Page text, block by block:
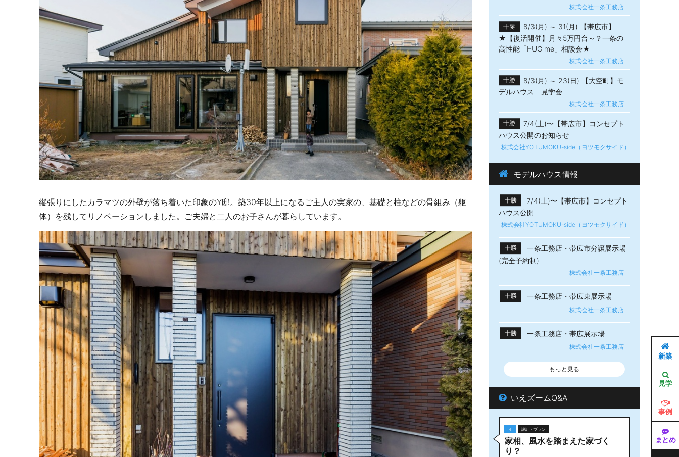
縦張りにしたカラマツの外壁が落ち着いた印象のY邸。築30年以上になるご主人の実家の、基礎と柱などの骨組み（躯
体）を残してリノベーションしました。ご夫婦と二人のお子さんが暮らしています。
株式会社一条工務店
十勝
8/3(月) ～ 31(月) 【帯広市】
★【復活開催】月々5万円台～？一条の
高性能「HUG me」相談会★
株式会社一条工務店
十勝
8/3(月) ～ 23(日) 【大空町】モ
デルハウス 見学会
株式会社一条工務店
十勝
7/4(土)〜【帯広市】​コンセプト
ハウス公開のお知らせ
株式会社YOTUMOKU-side（ヨツモクサイド）
モデルハウス情報
十勝
7/4(土)〜【帯広市】​コンセプト
ハウス公開
株式会社YOTUMOKU-side（ヨツモクサイド）
十勝
一条工務店・帯広市分譲展示場
(完全予約制)
株式会社一条工務店
十勝 一条工務店・帯広東展示場
株式会社一条工務店
十勝 一条工務店・帯広展示場
株式会社一条工務店
もっと見る
いえズームQ&A
4 設計・プラン
家相、風水を踏まえた家づく
り？
新築
見学
事例
まとめ